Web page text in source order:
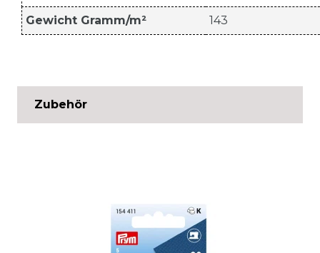
Gewicht Gramm/m² 143
Zubehör